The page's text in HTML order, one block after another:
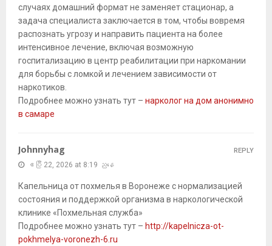
случаях домашний формат не заменяет стационар, а
задача специалиста заключается в том, чтобы вовремя
распознать угрозу и направить пациента на более
интенсивное лечение, включая возможную
госпитализацию в центр реабилитации при наркомании
для борьбы с ломкой и лечением зависимости от
наркотиков.
Подробнее можно узнать тут – нарколог на дом анонимно
в самаре
Johnnyhag
ဧပြီ 22, 2026 at 8:19 ညနေ
Капельница от похмелья в Воронеже с нормализацией
состояния и поддержкой организма в наркологической
клинике «Похмельная служба»
Подробнее можно узнать тут – http://kapelnicza-ot-
pokhmelya-voronezh-6.ru
REPLY